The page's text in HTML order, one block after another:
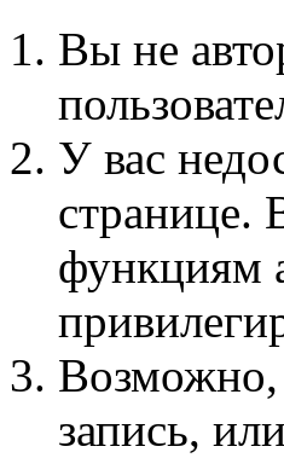
Вы не
У вас
странице.
функциям
Возможно,
запись,